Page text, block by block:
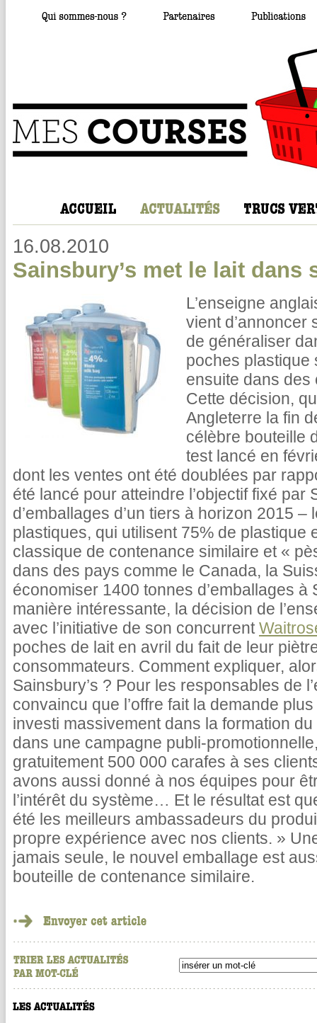
16.08.2010
Sainsbury’s met le lait dans
L’enseigne
vient d’annoncer
de généraliser
poches plastique
ensuite dans des
Cette décision,
Angleterre la fin
célèbre bouteille
test lancé en
dont les ventes ont été doublées par
été lancé pour atteindre l’objectif fixé par
d’emballages d’un tiers à horizon 2015
plastiques, qui utilisent 75% de plastique
classique de contenance similaire et «
dans des pays comme le Canada, la
économiser 1400 tonnes d’emballages à
manière intéressante, la décision de
avec l’initiative de son concurrent
poches de lait en avril du fait de leur
consommateurs. Comment expliquer,
Sainsbury’s ? Pour les responsables de
convaincu que l’offre fait la demande
investi massivement dans la formation
dans une campagne publi-
gratuitement 500 000 carafes à ses
avons aussi donné à nos équipes pour
l’intérêt du système… Et le résultat est
été les meilleurs ambassadeurs du
propre expérience avec nos clients. »
jamais seule, le nouvel emballage est
bouteille de contenance similaire.